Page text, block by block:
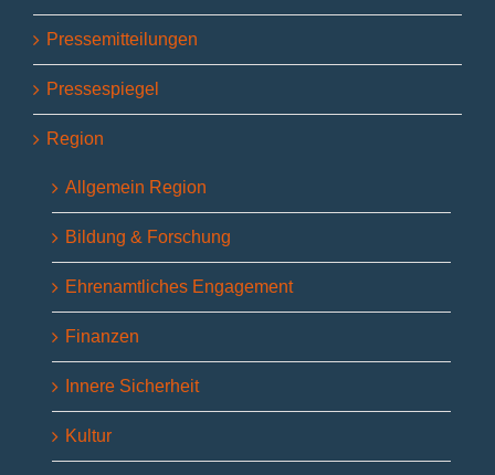
Pressemitteilungen
Pressespiegel
Region
Allgemein Region
Bildung & Forschung
Ehrenamtliches Engagement
Finanzen
Innere Sicherheit
Kultur